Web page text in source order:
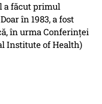
a făcut primul
în 1983, a fost
în urma Conferinței
Institute of Health)